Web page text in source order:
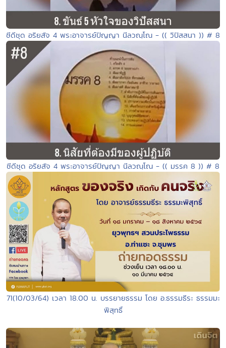
ซีดีชุด อริยสัจ 4 พระอาจารย์ปัญญา นีลวณฺโณ - (( วิปัสสนา )) # 8
ซีดีชุด อริยสัจ 4 พระอาจารย์ปัญญา นีลวณฺโณ - (( มรรค 8 )) # 8
71(10/03/64) เวลา 18.00 น. บรรยายธรรม โดย อ.ธรรมธีระ ธรรมมะ
พิสุทธิ์